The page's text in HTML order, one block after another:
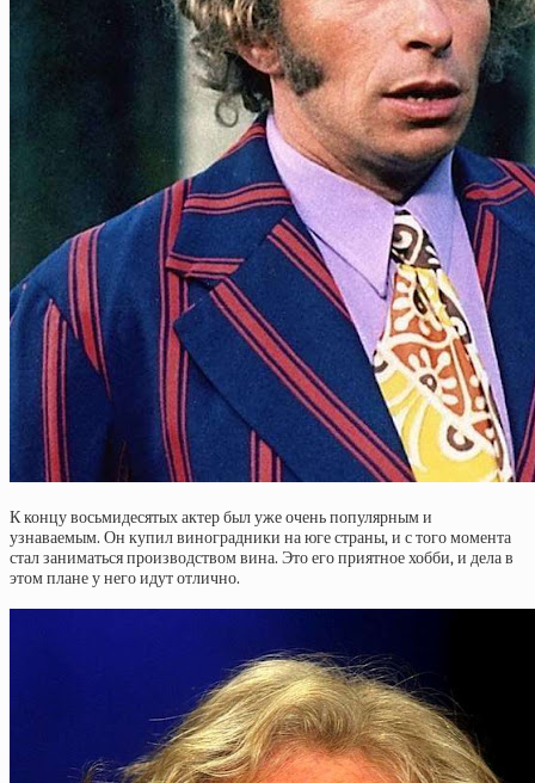
К концу восьмидесятых актер был уже очень популярным и
узнаваемым. Он купил виноградники на юге страны, и с того момента
стал заниматься производством вина. Это его приятное хобби, и дела в
этом плане у него идут отлично.